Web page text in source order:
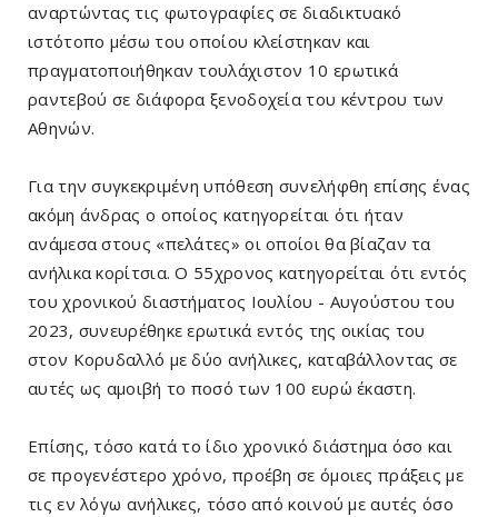
αναρτώντας τις φωτογραφίες σε διαδικτυακό
ιστότοπο μέσω του οποίου κλείστηκαν και
πραγματοποιήθηκαν τουλάχιστον 10 ερωτικά
ραντεβού σε διάφορα ξενοδοχεία του κέντρου των
Αθηνών.
Για την συγκεκριμένη υπόθεση συνελήφθη επίσης ένας
ακόμη άνδρας ο οποίος κατηγορείται ότι ήταν
ανάμεσα στους «πελάτες» οι οποίοι θα βίαζαν τα
ανήλικα κορίτσια. Ο 55χρονος κατηγορείται ότι εντός
του χρονικού διαστήματος Ιουλίου - Αυγούστου του
2023, συνευρέθηκε ερωτικά εντός της οικίας του
στον Κορυδαλλό με δύο ανήλικες, καταβάλλοντας σε
αυτές ως αμοιβή το ποσό των 100 ευρώ έκαστη.
Επίσης, τόσο κατά το ίδιο χρονικό διάστημα όσο και
σε προγενέστερο χρόνο, προέβη σε όμοιες πράξεις με
τις εν λόγω ανήλικες, τόσο από κοινού με αυτές όσο